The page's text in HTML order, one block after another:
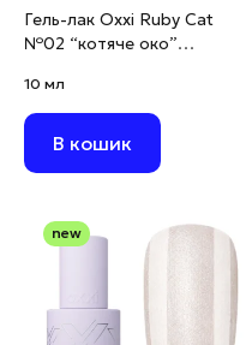
Гель-лак Oxxi Ruby Cat
№02 “котяче око”
10 мл
В кошик
new